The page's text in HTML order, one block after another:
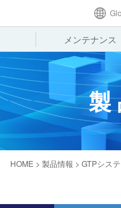
GTPシステ
ピッキング
パレタイズ
バーチカル
製造
通販
メンテナンス
企業理念
オークラ
オークラの
HOME > 製品情報 > GTPシス